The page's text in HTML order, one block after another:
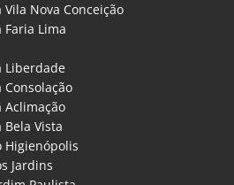
Nova Conceição
Lima
Liberdade
Aclimação
Vista
Higienópolis
Jardins